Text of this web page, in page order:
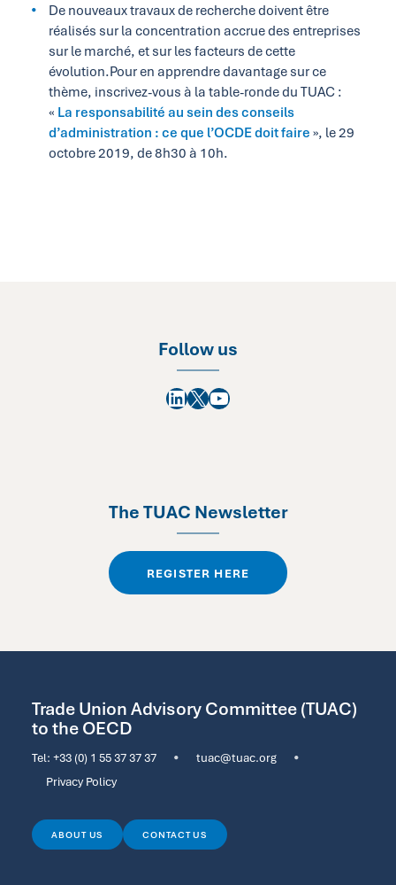
De nouveaux travaux de recherche doivent être
réalisés sur la concentration accrue des entreprises
sur le marché, et sur les facteurs de cette
évolution.Pour en apprendre davantage sur ce
thème, inscrivez-vous à la table-ronde du TUAC :
« La responsabilité au sein des conseils
d’administration : ce que l’OCDE doit faire », le 29
octobre 2019, de 8h30 à 10h.
Follow us
LinkedIn
X YouTube
The TUAC Newsletter
REGISTER HERE
Trade Union Advisory Committee (TUAC)
to the OECD
Tel: +33 (0) 1 55 37 37 37 • tuac@tuac.org
•
Privacy Policy
ABOUT US CONTACT US